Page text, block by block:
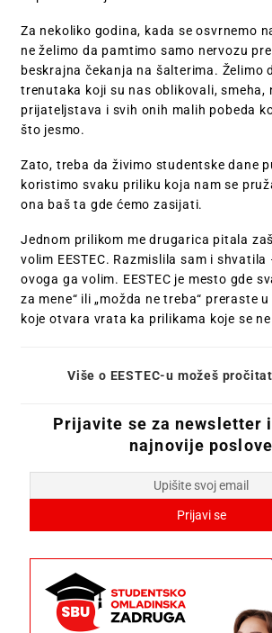
Za nekoliko godina, kada se osvrnemo
ne želimo da pamtimo samo nervozu
beskrajna čekanja na šalterima. Želimo
trenutaka koji su nas oblikovali, smeha,
prijateljstava i svih onih malih pobeda
što jesmo.
Zato, treba da živimo studentske dane
koristimo svaku priliku koja nam se
ona baš ta gde ćemo zasijati.
Jednom prilikom me drugarica pitala
volim EESTEC. Razmislila sam i shvatila
ovoga ga volim. EESTEC je mesto gde
za mene“ ili „možda ne treba“ preraste
koje otvara vrata ka prilikama koje se
Više o EESTEC-u možeš
Prijavite se za newsletter
najnovije poslove